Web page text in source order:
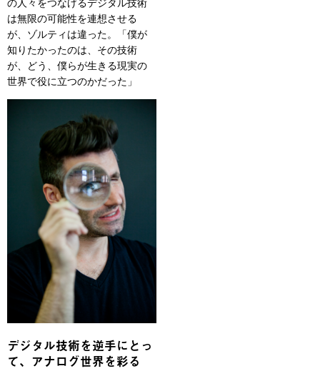
の人々をつなげるデジタル技術
は無限の可能性を連想させる
が、ゾルティは違った。「僕が
知りたかったのは、その技術
が、どう、僕らが生きる現実の
世界で役に立つのかだった」
デジタル技術を逆手にとっ
て、アナログ世界を彩る